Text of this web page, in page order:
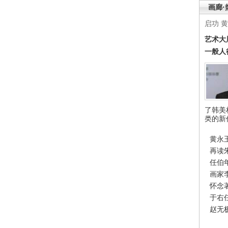
画廊·
启功
艺术大
一般人
了韩
类的新
黄永
再读
任伯
画家
怀念
于右
赵无